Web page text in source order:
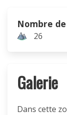
Nombre
26
Galerie
Dans cette